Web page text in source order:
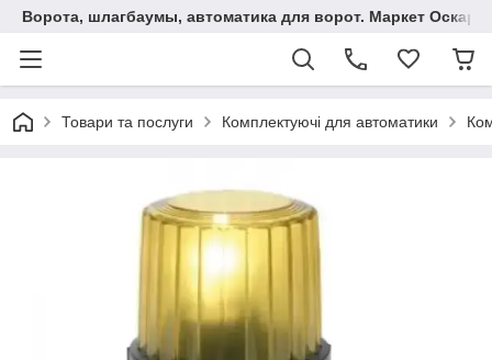
Ворота, шлагбаумы, автоматика для ворот. Маркет Оскар.
Товари та послуги Комплектуючі для автоматики